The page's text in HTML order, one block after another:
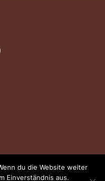
du die Website weiter
Einverständnis aus.